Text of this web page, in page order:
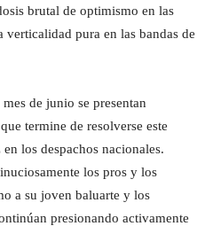
brutal de optimismo en las
verticalidad pura en las bandas de
de junio se presentan
termine de resolverse este
los despachos nacionales.
los pros y los
a su joven baluarte y los
presionando activamente